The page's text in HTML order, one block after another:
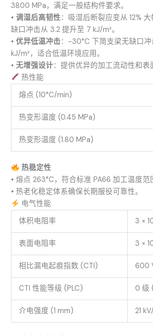
3800 MPa，满足一般结构件要求。
•调湿后高韧性：吸湿后断裂应变从 12% 大
缺口冲击从 3.2 提升至 7 kJ/m²。
•优异低温冲击：-30°C 下简支梁无缺口
kJ/m²，适合低温环境应用。
•无增强设计：提供优异的加工流动性和表
热性能
熔点 (10°C/min)
热变形温度 (0.45 MPa)
热变形温度 (1.80 MPa)
热稳定性
• 熔点 263°C，符合标准 PA66 加工温度范
• 热老化稳定体系确保长期服役可靠性。
电气性能
体积电阻率
3 ×
表面电阻率 3 ×
相比漏电起痕指数 (CTI) 600
CTI 性能等级 (PLC) 0 级
介电强度 (1 mm) 21